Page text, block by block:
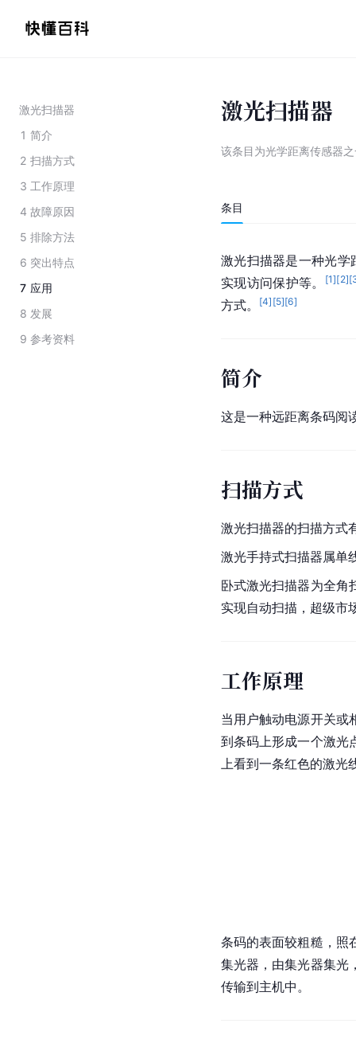
激光扫描器
1 简介
2 扫描方式
3 工作原理
4 故障原因
5 排除方法
6 突出特点
7 应用
8 发展
9 参考资料
激光扫描器
该条目为光学距离传感器
条目
激光扫描器是一种光学
实现访问保护等。
[1][2][
方式。 [4] [5][6]
简介
这是一种远距离条码阅
扫描方式
激光扫描器的扫描方式
激光手持式扫描器属单
卧式激光扫描器为全角
实现自动扫描，超级市
工作原理
当用户触动电源开关或
到条码上形成一个激光
上看到一条红色的激
条码的表面较粗糙，照
集光器 ，由集光器集
传输到主机中。